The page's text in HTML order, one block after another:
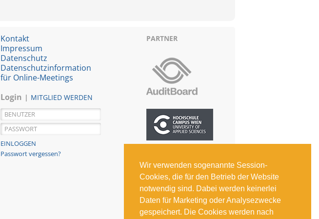
Wir verwenden sogenannte Session-
Cookies, die für den Betrieb der Website
notwendig sind. Dabei werden keinerlei
Daten für Marketing oder Analysezwecke
gespeichert. Die Cookies werden nach
Kontakt
Impressum
Datenschutz
Datenschutzinformation
für Online-Meetings
Login
MITGLIED WERDEN
Passwort vergessen?
PARTNER